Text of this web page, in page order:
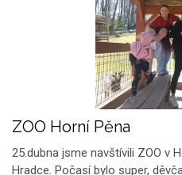
ZOO Horní Pěna
25.dubna jsme navštívili ZOO v
Hradce. Počasí bylo super,